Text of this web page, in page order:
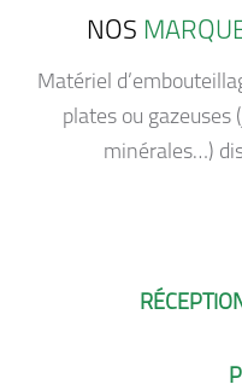
NOS
Matériel
plates ou gazeuses
minérales…)